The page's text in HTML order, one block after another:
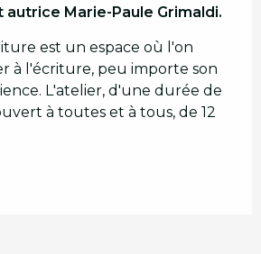
Marie-Paule Grimaldi.
est un espace où l'on
à l'écriture, peu importe son
L'atelier, d'une durée de
à toutes et à tous, de 12